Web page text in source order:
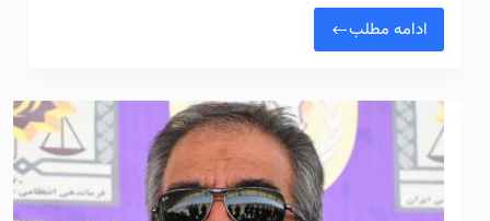
ادامه مطلب